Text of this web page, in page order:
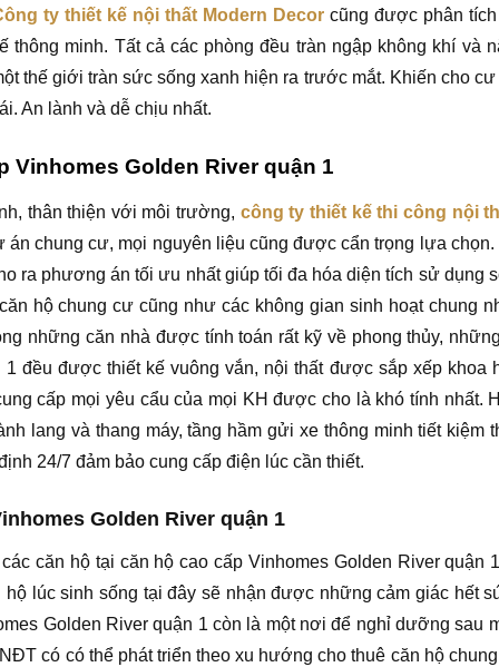
ty thiết kế nội thất Modern Decor cũng được phân
thông minh. Tất cả các phòng đều tràn ngập không khí và
thế giới tràn sức sống xanh hiện ra trước mắt. Khiến cho
An lành và dễ chịu nhất.
Vinhomes Golden River quận 1
thân thiện với môi trường, công ty thiết kế thi công nội
chung cư, mọi nguyên liệu cũng được cẩn trọng lựa
ra phương án tối ưu nhất giúp tối đa hóa diện tích sử dụng
hộ chung cư cũng như các không gian sinh hoạt chung
những căn nhà được tính toán rất kỹ về phong thủy,
đều được thiết kế vuông vắn, nội thất được sắp xếp khoa
cấp mọi yêu cẩu của mọi KH được cho là khó tính nhất.
lang và thang máy, tầng hầm gửi xe thông minh tiết kiệm
24/7 đảm bảo cung cấp điện lúc cần thiết.
Golden River quận 1
căn hộ tại căn hộ cao cấp Vinhomes Golden River quận
lúc sinh sống tại đây sẽ nhận được những cảm giác hết
Golden River quận 1 còn là một nơi để nghỉ dưỡng sau
có có thể phát triển theo xu hướng cho thuê căn hộ